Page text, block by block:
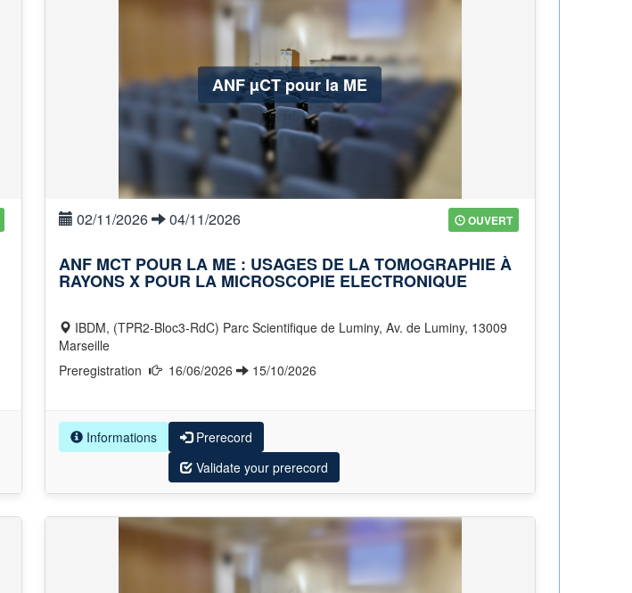
ANF µCT pour la ME
02/11/2026 04/11/2026 OUVERT
ANF ΜCT POUR LA ME : USAGES DE LA TOMOGRAPHIE À
RAYONS X POUR LA MICROSCOPIE ELECTRONIQUE
Marseille
16/06/2026 15/10/2026
Informations
Prerecord
Validate your prerecord